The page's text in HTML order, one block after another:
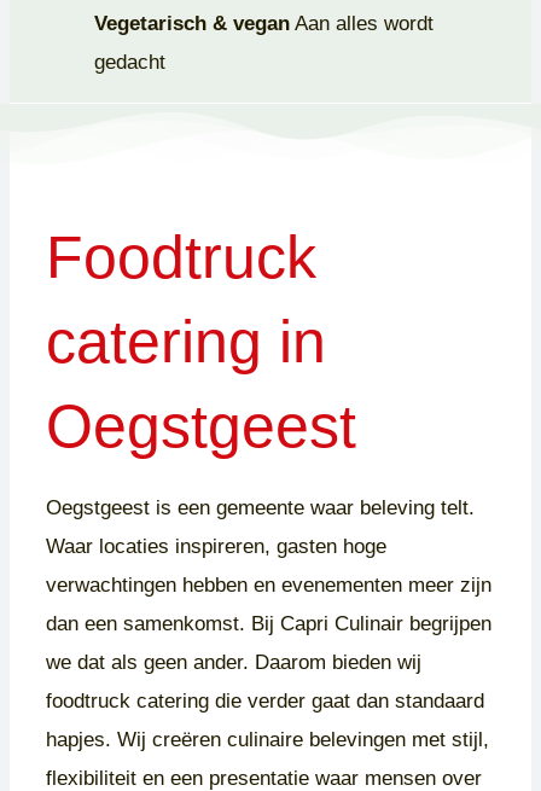
Vegetarisch & vegan Aan alles wordt
gedacht
Foodtruck
catering in
Oegstgeest
Oegstgeest is een gemeente waar beleving telt.
Waar locaties inspireren, gasten hoge
verwachtingen hebben en evenementen meer zijn
dan een samenkomst. Bij Capri Culinair begrijpen
we dat als geen ander. Daarom bieden wij
foodtruck catering die verder gaat dan standaard
hapjes. Wij creëren culinaire belevingen met stijl,
flexibiliteit en een presentatie waar mensen over